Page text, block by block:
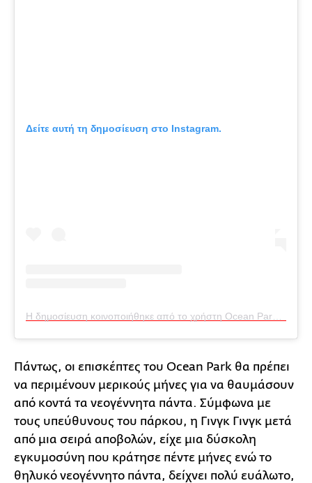
Δείτε αυτή τη δημοσίευση στο Instagram.
Πάντως, οι επισκέπτες του Ocean Park θα πρέπει
να περιμένουν μερικούς μήνες για να θαυμάσουν
από κοντά τα νεογέννητα πάντα. Σύμφωνα με
τους υπεύθυνους του πάρκου, η Γινγκ Γινγκ μετά
από μια σειρά αποβολών, είχε μια δύσκολη
εγκυμοσύνη που κράτησε πέντε μήνες ενώ το
θηλυκό νεογέννητο πάντα, δείχνει πολύ ευάλωτο,